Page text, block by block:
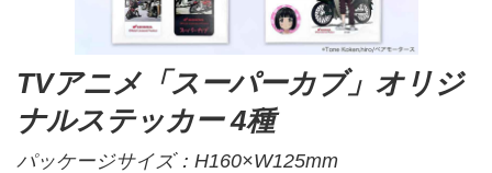
TVアニメ「スーパーカブ」オリジ
ナルステッカー 4種
パッケージサイズ：H160×W125mm